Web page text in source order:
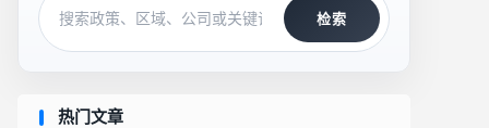
检索
热门文章